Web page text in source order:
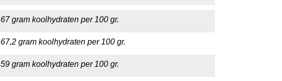
67 gram koolhydraten per 100 gr.
67,2 gram koolhydraten per 100 gr.
59 gram koolhydraten per 100 gr.